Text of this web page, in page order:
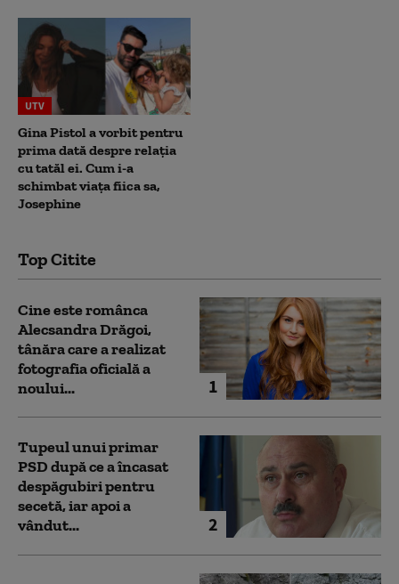
UTV
Gina Pistol a vorbit pentru
prima dată despre relația
cu tatăl ei. Cum i-a
schimbat viața fiica sa,
Josephine
Top Citite
1
Cine este românca
Alecsandra Drăgoi,
tânăra care a realizat
fotografia oficială a
noului...
2
Tupeul unui primar
PSD după ce a încasat
despăgubiri pentru
secetă, iar apoi a
vândut...